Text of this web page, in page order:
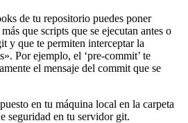
de tu repositorio puedes poner
que scripts que se ejecutan antes o
y que te permiten interceptar la
Por ejemplo, el ‘pre-commit’ te
el mensaje del commit que se
en tu máquina local en la carpeta
seguridad en tu servidor git.